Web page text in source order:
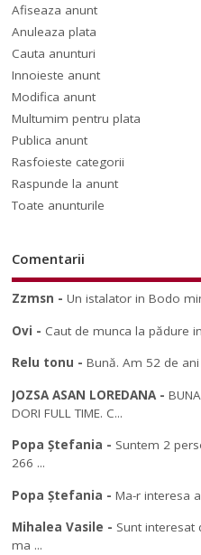
Afiseaza anunt
Anuleaza plata
Cauta anunturi
Innoieste anunt
Modifica anunt
Multumim pentru plata
Publica anunt
Rasfoieste categorii
Raspunde la anunt
Toate anunturile
Comentarii
Zzmsn -Un istalator in Bodo
Ovi - Caut de munca la pădure
Relu tonu -Bună. Am 52 de
JOZSA ASAN LOREDANA-
DORI FULL TIME. C...
Popa Ștefania - Suntem 2
266 ...
Popa Ștefania -Ma-r interesa
Mihalea Vasile - Sunt interesat
ma ...